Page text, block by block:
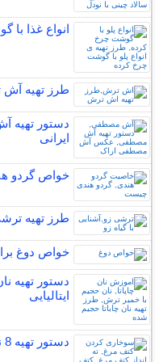
انواع غذا
طرز تهیه
دستور
ایرانی
خواص گردو
طرز تهیه
خواص دوغ
دستور تهیه
ایتالیایی
دستور تهیه 8 نوع غذای خوشمزه و لذیذ با کتف مرغ